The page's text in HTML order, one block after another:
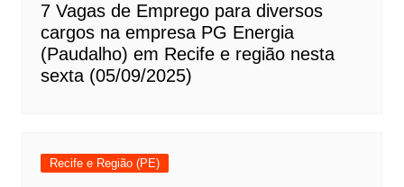
7 Vagas de Emprego para diversos
cargos na empresa PG Energia
(Paudalho) em Recife e região nesta
sexta (05/09/2025)
Recife e Região (PE)